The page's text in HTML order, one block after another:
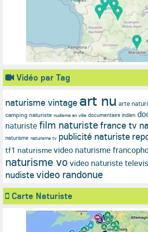
Vidéo par Tag
naturisme vintage art nu arte
camping naturiste nudisme en ville documentaire indien
naturistefilm naturistefrance tv
naturisme naturisme tv publicité naturiste
tf1 naturisme video naturisme
naturisme vo video naturiste
nudistevideo randonue
Carte Naturiste